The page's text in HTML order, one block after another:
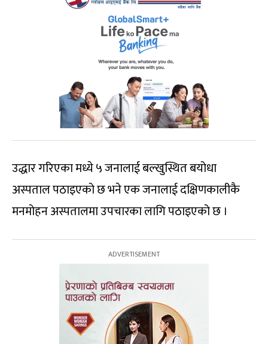
उद्धार गरिएका मध्ये ५ जनालाई बल्खुस्थित बयोधा
अस्पताल पठाइएको छ भने एक जनालाई दक्षिणकालीकै
मनमोहन अस्पतालमा उपचारका लागि पठाइएको छ ।